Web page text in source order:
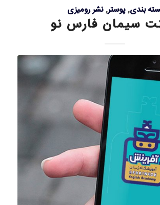
بندی,پوستر,نشر رومیزی
سیمان فارس نو